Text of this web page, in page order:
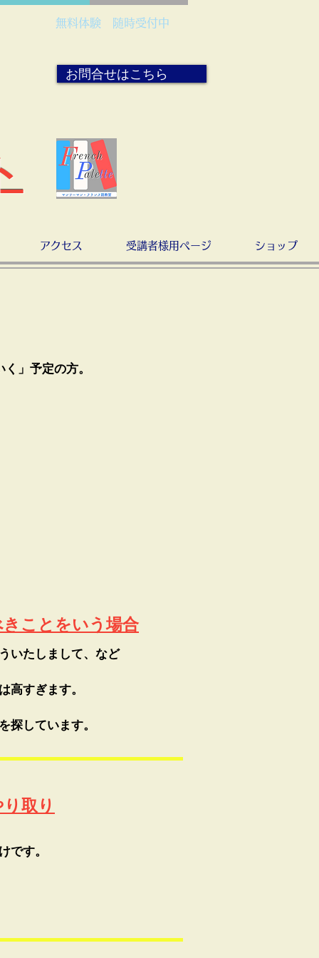
無料体験 随時受付中
お問合せはこちら
アクセス 受講者様用ページ ショップ
」予定の方。
ことをいう場合
いたしまして、など
高すぎます。
探しています。
取り
です。